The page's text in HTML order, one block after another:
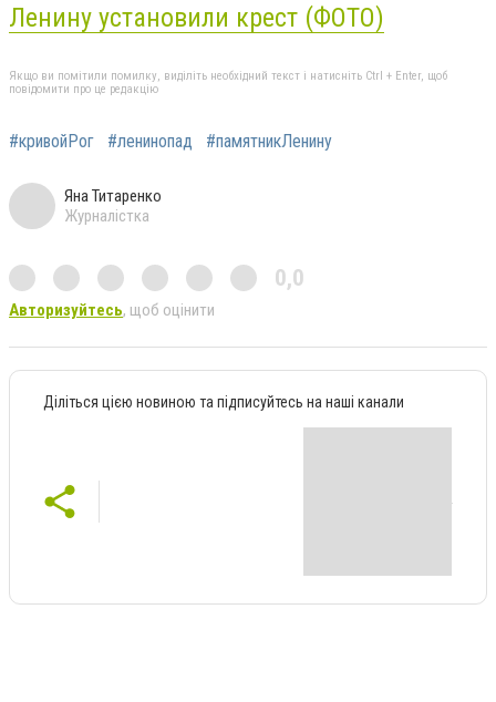
Ленину установили крест (ФОТО)
Якщо ви помітили помилку, виділіть необхідний текст і натисніть Ctrl + Enter, щоб
повідомити про це редакцію
#кривойРог #ленинопад #памятникЛенину
Яна Титаренко
Журналістка
0,0
Авторизуйтесь, щоб оцінити
Діліться цією новиною та підписуйтесь на наші канали